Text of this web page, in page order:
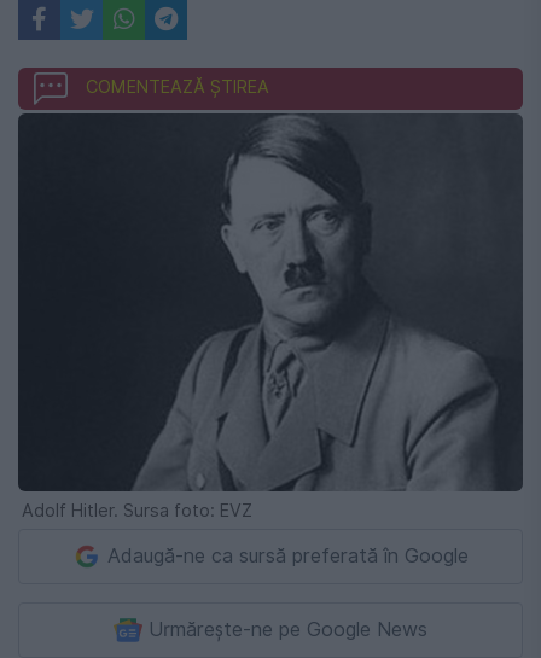
COMENTEAZĂ ȘTIREA
Adolf Hitler. Sursa foto: EVZ
Adaugă-ne ca sursă preferată în Google
Urmărește-ne pe Google News